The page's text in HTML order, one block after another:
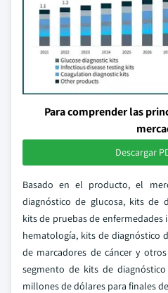
Para comprender las
Descargar
Basado en el producto, el
diagnóstico de glucosa, kits de
kits de pruebas de enfermedades
hematología, kits de diagnóstico
de marcadores de cáncer y
segmento de kits de
millones de dólares para finales